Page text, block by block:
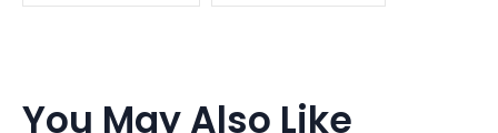
You May Also Like